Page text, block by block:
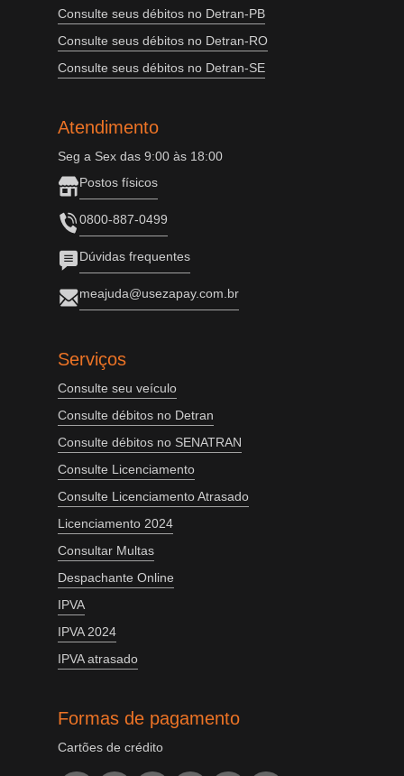
Consulte seus débitos no Detran-PB
Consulte seus débitos no Detran-RO
Consulte seus débitos no Detran-SE
Atendimento
Seg a Sex das 9:00 às 18:00
Postos físicos
0800-887-0499
Dúvidas frequentes
meajuda@usezapay.com.br
Serviços
Consulte seu veículo
Consulte débitos no Detran
Consulte débitos no SENATRAN
Consulte Licenciamento
Consulte Licenciamento Atrasado
Licenciamento 2024
Consultar Multas
Despachante Online
IPVA
IPVA 2024
IPVA atrasado
Formas de pagamento
Cartões de crédito